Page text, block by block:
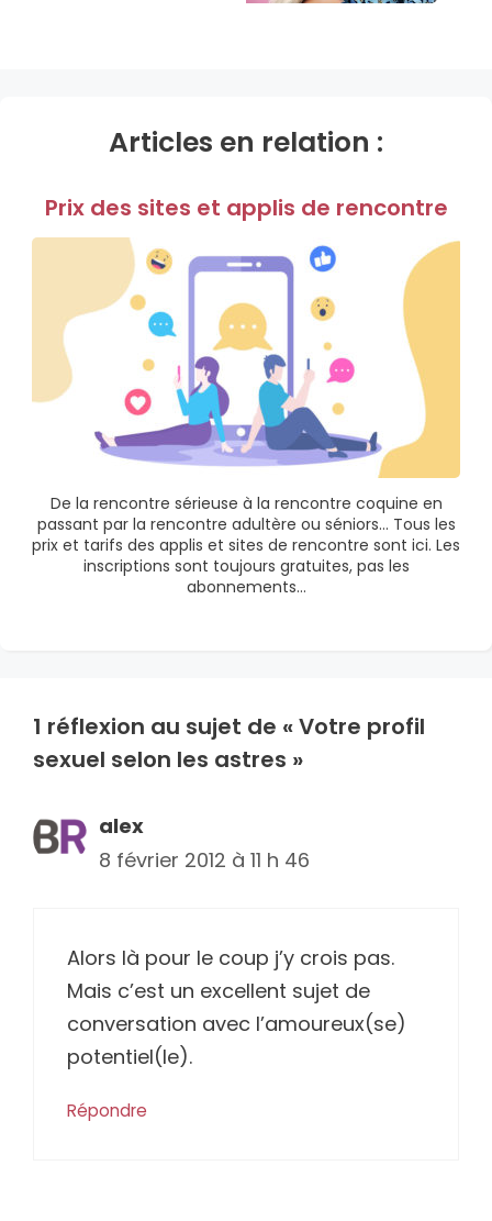
Articles en relation :
Prix des sites et applis de rencontre
De la rencontre sérieuse à la rencontre coquine en
passant par la rencontre adultère ou séniors… Tous les
prix et tarifs des applis et sites de rencontre sont ici. Les
inscriptions sont toujours gratuites, pas les
abonnements…
1 réflexion au sujet de « Votre profil
sexuel selon les astres »
alex
8 février 2012 à 11 h 46
Alors là pour le coup j’y crois pas.
Mais c’est un excellent sujet de
conversation avec l’amoureux(se)
potentiel(le).
Répondre